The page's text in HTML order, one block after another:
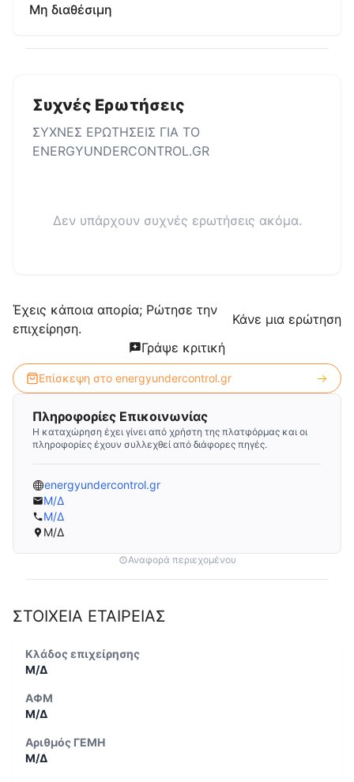
Μη διαθέσιμη
Συχνές Ερωτήσεις
ΣΥΧΝΕΣ ΕΡΩΤΗΣΕΙΣ ΓΙΑ ΤΟ
ENERGYUNDERCONTROL.GR
Δεν υπάρχουν συχνές ερωτήσεις ακόμα.
Έχεις κάποια απορία; Ρώτησε την
επιχείρηση.
Κάνε μια ερώτηση
Γράψε κριτική
Επίσκεψη στο energyundercontrol.gr
Πληροφορίες Επικοινωνίας
Η καταχώρηση έχει γίνει από χρήστη της πλατφόρμας και οι
πληροφορίες έχουν συλλεχθεί από διάφορες πηγές.
energyundercontrol.gr
Μ/Δ
Μ/Δ
Μ/Δ
Αναφορά περιεχομένου
ΣΤΟΙΧΕΙΑ ΕΤΑΙΡΕΙΑΣ
Κλάδος επιχείρησης
Μ/Δ
ΑΦΜ
Μ/Δ
Αριθμός ΓΕΜΗ
Μ/Δ